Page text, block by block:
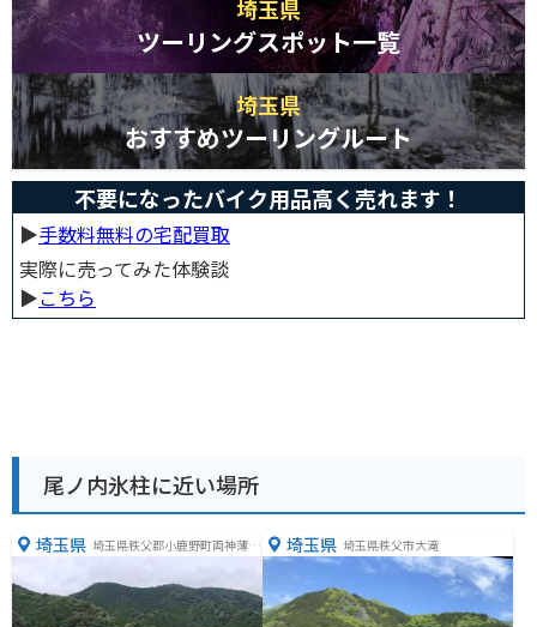
埼玉県
ツーリングスポット一覧
埼玉県
おすすめツーリングルート
不要になったバイク用品高く売れます！
▶︎手数料無料の宅配買取
実際に売ってみた体験談
▶︎こちら
尾ノ内氷柱に近い場所
埼玉県 埼玉県秩父郡小鹿野町両神薄８
埼玉県 埼玉県秩父市大滝